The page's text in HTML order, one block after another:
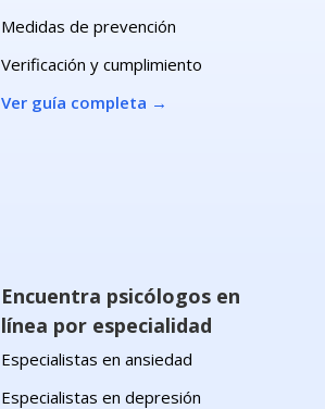
Medidas de prevención
Verificación y cumplimiento
Ver guía completa →
Encuentra psicólogos en
línea por especialidad
Especialistas en ansiedad
Especialistas en depresión